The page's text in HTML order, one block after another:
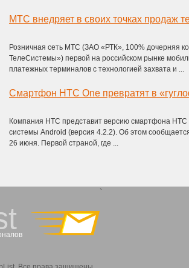
Розничная сеть МТС (ЗАО «РТК», 100% дочерняя
ТелеСистемы») первой на российском рынке
платежных терминалов с технологией захвата и ...
Смартфон HTC One превратят в
Компания HTC представит версию смартфона
системы Android (версия 4.2.2). Об этом
26 июня. Первой страной, где ...
`